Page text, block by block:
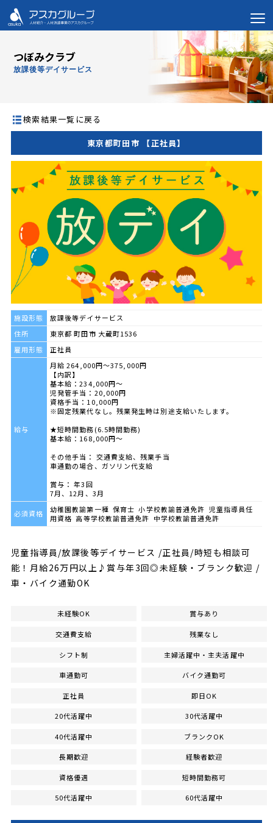
つぼみクラブ
放課後等デイサービス
検索結果一覧に戻る
東京都町田市 【正社員】
施設形態
放課後等デイサービス
住所
東京都 町田市 大蔵町1536
雇用形態
正社員
給与
月給 264,000円～375,000円
【内訳】
基本給：234,000円～
児発管手当：20,000円
資格手当：10,000円
※固定残業代なし。残業発生時は別途支給いたします。
★短時間勤務(6.5時間勤務)
基本給：168,000円～
その他手当： 交通費支給、残業手当
車通勤の場合、ガソリン代支給
賞与： 年3回
7月、12月、3月
必須資格
幼稚園教諭第一種 保育士 小学校教諭普通免許 児童指導員任
用資格 高等学校教諭普通免許 中学校教諭普通免許
児童指導員/放課後等デイサービス /正社員/時短も相談可
能！月給26万円以上♪賞与年3回◎未経験・ブランク歓迎 /
車・バイク通勤OK
未経験OK 賞与あり
交通費支給 残業なし
シフト制 主婦活躍中・主夫活躍中
車通勤可 バイク通勤可
正社員 即日OK
20代活躍中 30代活躍中
40代活躍中 ブランクOK
長期歓迎 経験者歓迎
資格優遇 短時間勤務可
50代活躍中 60代活躍中